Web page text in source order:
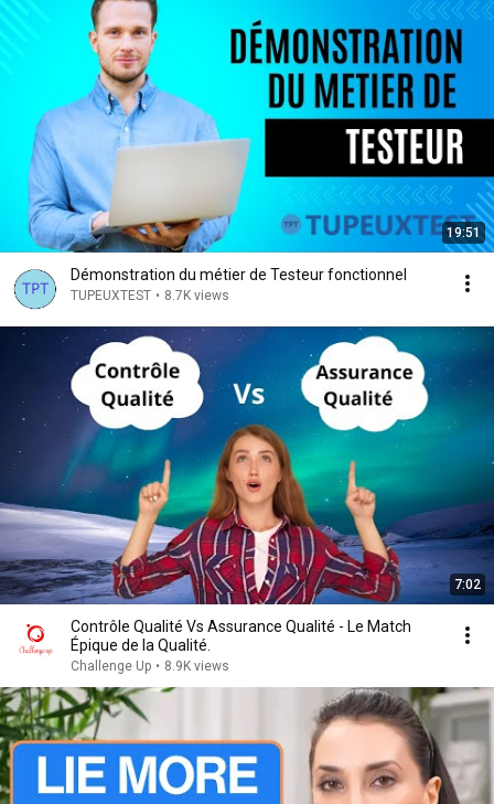
19:51
Démonstration du métier de Testeur fonctionnel
TUPEUXTEST • 8.7K views
7:02
Contrôle Qualité Vs Assurance Qualité - Le Match
Épique de la Qualité.
Challenge Up • 8.9K views